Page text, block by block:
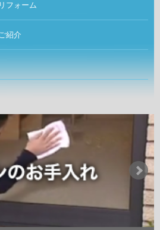
フォーム
紹介